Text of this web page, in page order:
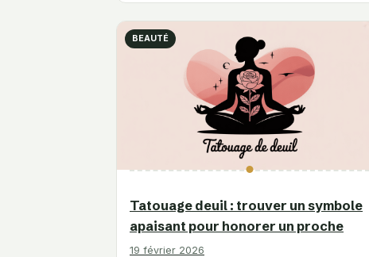
BEAUTÉ
Tatouage deuil : trouver un symbole
apaisant pour honorer un proche
19 février 2026